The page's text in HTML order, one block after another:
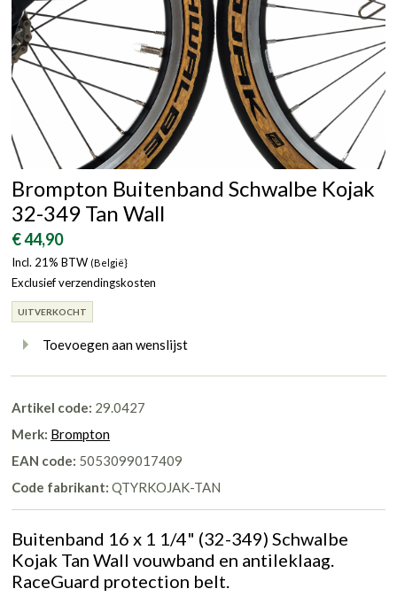
Brompton Buitenband Schwalbe Kojak
32-349 Tan Wall
€ 44,90
Incl. 21% BTW (België}
Exclusief verzendingskosten
UITVERKOCHT
Toevoegen aan wenslijst
Artikel code: 29.0427
Merk: Brompton
EAN code: 5053099017409
Code fabrikant: QTYRKOJAK-TAN
Buitenband 16 x 1 1/4" (32-349) Schwalbe
Kojak Tan Wall vouwband en antileklaag.
RaceGuard protection belt.